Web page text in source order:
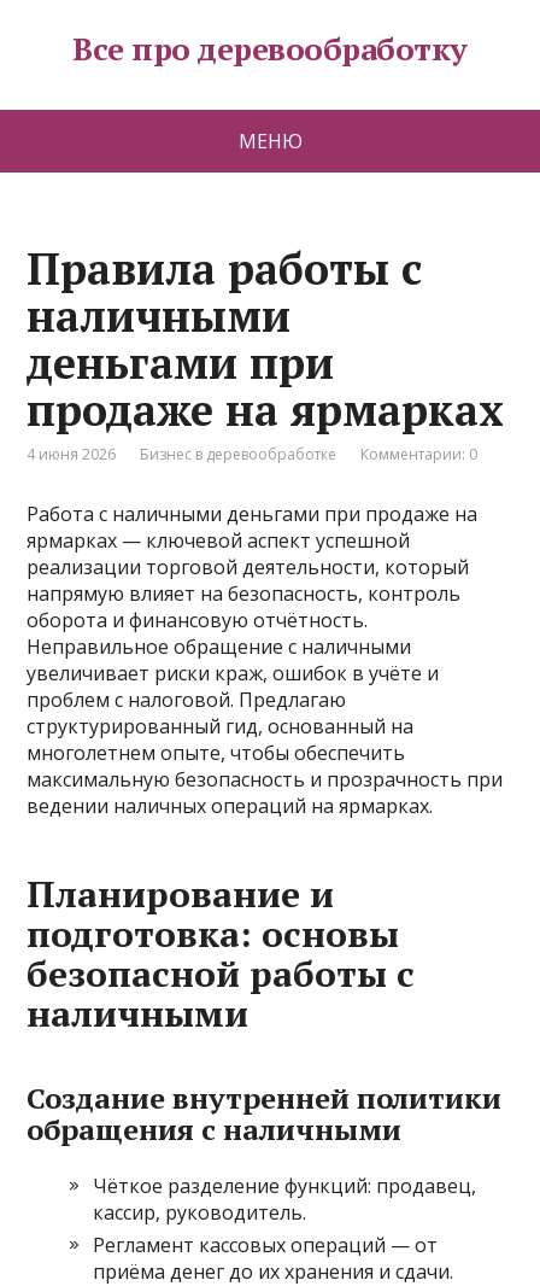
Все про деревообработку
МЕНЮ
Правила работы с
наличными
деньгами при
продаже на ярмарках
4 июня 2026 Бизнес в деревообработке Комментарии: 0
Работа с наличными деньгами при продаже на
ярмарках — ключевой аспект успешной
реализации торговой деятельности, который
напрямую влияет на безопасность, контроль
оборота и финансовую отчётность.
Неправильное обращение с наличными
увеличивает риски краж, ошибок в учёте и
проблем с налоговой. Предлагаю
структурированный гид, основанный на
многолетнем опыте, чтобы обеспечить
максимальную безопасность и прозрачность при
ведении наличных операций на ярмарках.
Планирование и
подготовка: основы
безопасной работы с
наличными
Создание внутренней политики
обращения с наличными
Чёткое разделение функций: продавец,
кассир, руководитель.
Регламент кассовых операций — от
приёма денег до их хранения и сдачи.